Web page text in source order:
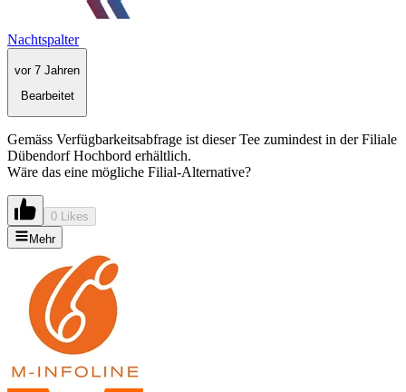
Nachtspalter
vor 7 Jahren
Bearbeitet
Gemäss Verfügbarkeitsabfrage ist dieser Tee zumindest in der Filiale
Dübendorf Hochbord erhältlich.
Wäre das eine mögliche Filial-Alternative?
0 Likes
Mehr